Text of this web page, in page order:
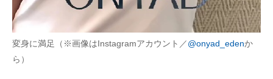
変身に満足（※画像はInstagramアカウント／@onyad_edenか
ら）